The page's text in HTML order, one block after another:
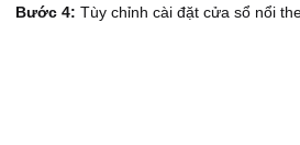
Bước 4: Tùy chỉnh cài đặt cửa sổ nổi